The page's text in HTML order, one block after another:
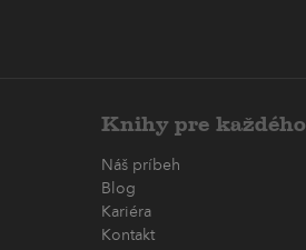
Knihy pre každého
Náš príbeh
Blog
Kariéra
Kontakt